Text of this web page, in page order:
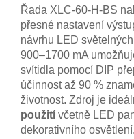
Řada XLC-60-H-BS
přesné nastavení
návrhu LED
900–1700 mA
svítidla pomocí DIP
účinnost až 90 %
životnost. Zdroj je
použití včetně LED
dekorativního osvětlení.